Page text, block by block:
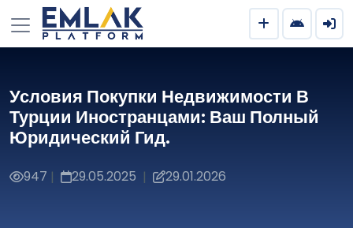
Условия Покупки Недвижимости В
Турции Иностранцами: Ваш Полный
Юридический Гид.
947 | 29.05.2025 | 29.01.2026